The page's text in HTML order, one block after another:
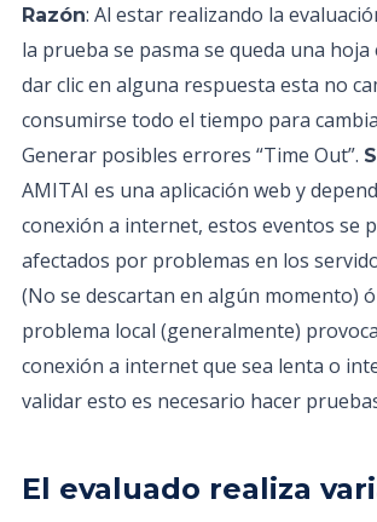
Razón: Al estar realizando la
la prueba se pasma se queda una hoja
dar clic en alguna respuesta esta no
consumirse todo el tiempo para
Generar posibles errores “Time Out”.
AMITAI es una aplicación web y
conexión a internet, estos eventos se
afectados por problemas en los
(No se descartan en algún momento)
problema local (generalmente)
conexión a internet que sea lenta o
validar esto es necesario hacer
El evaluado realiza